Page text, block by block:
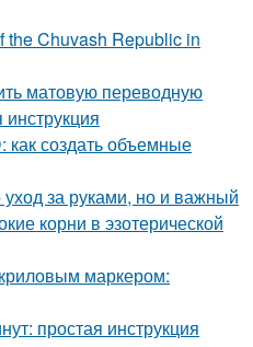
the Chuvash Republic in
матовую переводную
создать объемные
за руками, но и важный
корни в эзотерической
маркером:
простая инструкция